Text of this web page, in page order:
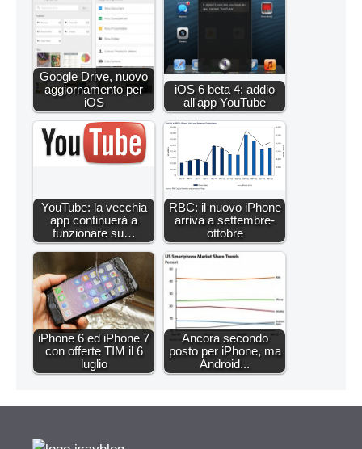
Google Drive, nuovo
aggiornamento per
iOS
iOS 6 beta 4: addio
all'app YouTube
YouTube: la vecchia
app continuerà a
funzionare su…
RBC: il nuovo iPhone
arriva a settembre-
ottobre
iPhone 6 ed iPhone 7
con offerte TIM il 6
luglio
Ancora secondo
posto per iPhone, ma
Android...